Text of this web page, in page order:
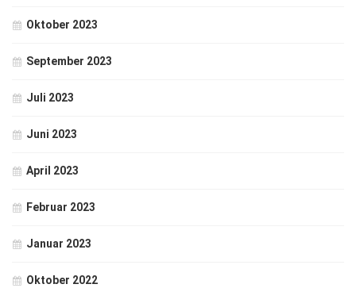
Oktober 2023
September 2023
Juli 2023
Juni 2023
April 2023
Februar 2023
Januar 2023
Oktober 2022